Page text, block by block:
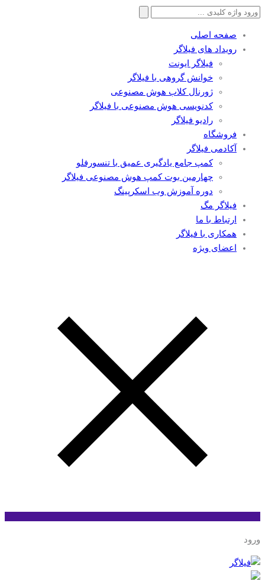
جستجو
صفحه اصلی
رویداد های فیلاگر
فیلاگر ایونت
خوانش گروهی با فیلاگر
ژورنال کلاب هوش مصنوعی
کدنویسی هوش مصنوعی با فیلاگر
رادیو فیلاگر
فروشگاه
آکادمی فیلاگر
کمپ جامع یادگیری عمیق با تنسورفلو
چهارمین بوت کمپ هوش مصنوعی فیلاگر
دوره آموزش وب اسکرپینگ
فیلاگر مگ
ارتباط با ما
همکاری با فیلاگر
اعضای ویژه
ورود